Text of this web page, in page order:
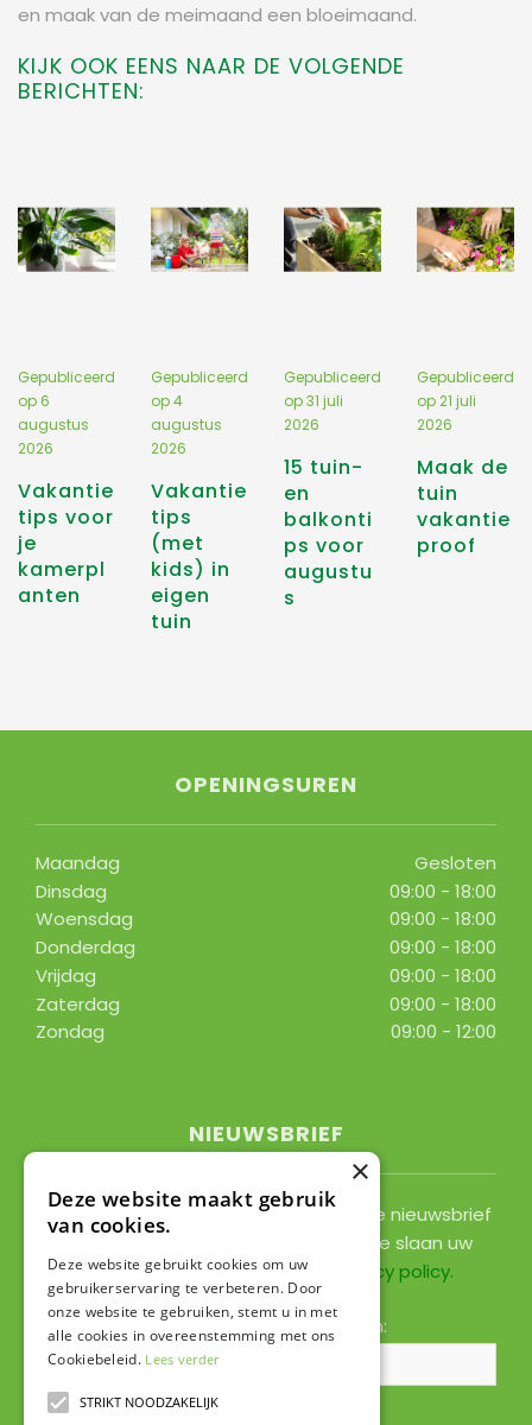
en maak van de meimaand een bloeimaand.
KIJK OOK EENS NAAR DE VOLGENDE
BERICHTEN:
Vakantie
tips voor
je
kamerpl
anten
Gepubliceerd
op6
augustus
2026
Vakantie
tips
(met
kids) in
eigen
tuin
Gepubliceerd
op4
augustus
2026
15 tuin-
en
balkonti
ps voor
augustu
s
Gepubliceerd
op31 juli
2026
Maak de
tuin
vakantie
proof
Gepubliceerd
op21 juli
2026
OPENINGSUREN
Maandag
Gesloten
Dinsdag
09:00 - 18:00
Woensdag
09:00 - 18:00
Donderdag
09:00 - 18:00
Vrijdag
09:00 - 18:00
Zaterdag
09:00 - 18:00
Zondag
09:00 - 12:00
NIEUWSBRIEF
Ontvang ongeveer 1x per 2 weken onze nieuwsbrief
met acties, nieuws & activiteiten! We slaan uw
gegevens op conform onze
privacy policy.
Voornaam: Achternaam:
E-mailadres:*
×
Deze website maakt gebruik
van cookies.
Deze website gebruikt cookies om uw
gebruikerservaring te verbeteren. Door
onze website te gebruiken, stemt u in met
alle cookies in overeenstemming met ons
Cookiebeleid. Lees verder
STRIKT NOODZAKELIJK